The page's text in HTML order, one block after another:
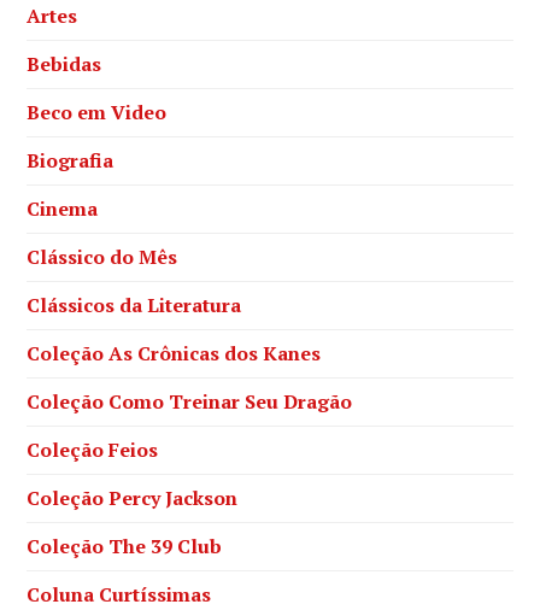
Artes
Bebidas
Beco em Video
Biografia
Cinema
Clássico do Mês
Clássicos da Literatura
Coleção As Crônicas dos Kanes
Coleção Como Treinar Seu Dragão
Coleção Feios
Coleção Percy Jackson
Coleção The 39 Club
Coluna Curtíssimas